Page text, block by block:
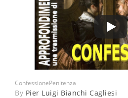
ConfessionePenitenza
By Pier Luigi Bianchi Cagliesi